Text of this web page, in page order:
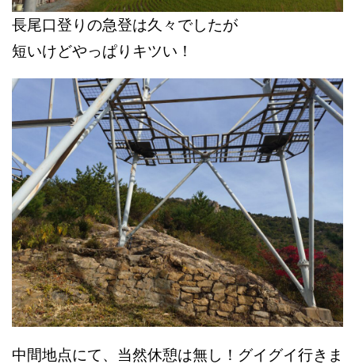
長尾口登りの急登は久々でしたが
短いけどやっぱりキツい！
中間地点にて、当然休憩は無し！グイグイ行きま